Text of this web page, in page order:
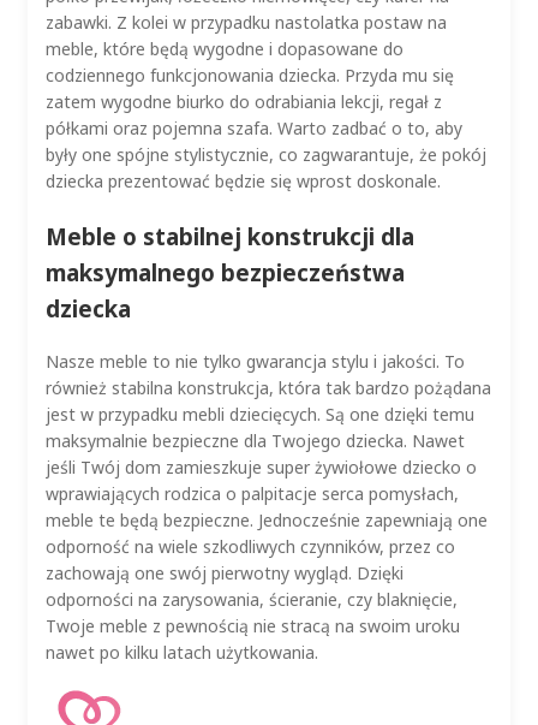
zabawki. Z kolei w przypadku nastolatka postaw na
meble, które będą wygodne i dopasowane do
codziennego funkcjonowania dziecka. Przyda mu się
zatem wygodne biurko do odrabiania lekcji, regał z
półkami oraz pojemna szafa. Warto zadbać o to, aby
były one spójne stylistycznie, co zagwarantuje, że pokój
dziecka prezentować będzie się wprost doskonale.
Meble o stabilnej konstrukcji dla
maksymalnego bezpieczeństwa
dziecka
Nasze meble to nie tylko gwarancja stylu i jakości. To
również stabilna konstrukcja, która tak bardzo pożądana
jest w przypadku mebli dziecięcych. Są one dzięki temu
maksymalnie bezpieczne dla Twojego dziecka. Nawet
jeśli Twój dom zamieszkuje super żywiołowe dziecko o
wprawiających rodzica o palpitacje serca pomysłach,
meble te będą bezpieczne. Jednocześnie zapewniają one
odporność na wiele szkodliwych czynników, przez co
zachowają one swój pierwotny wygląd. Dzięki
odporności na zarysowania, ścieranie, czy blaknięcie,
Twoje meble z pewnością nie stracą na swoim uroku
nawet po kilku latach użytkowania.